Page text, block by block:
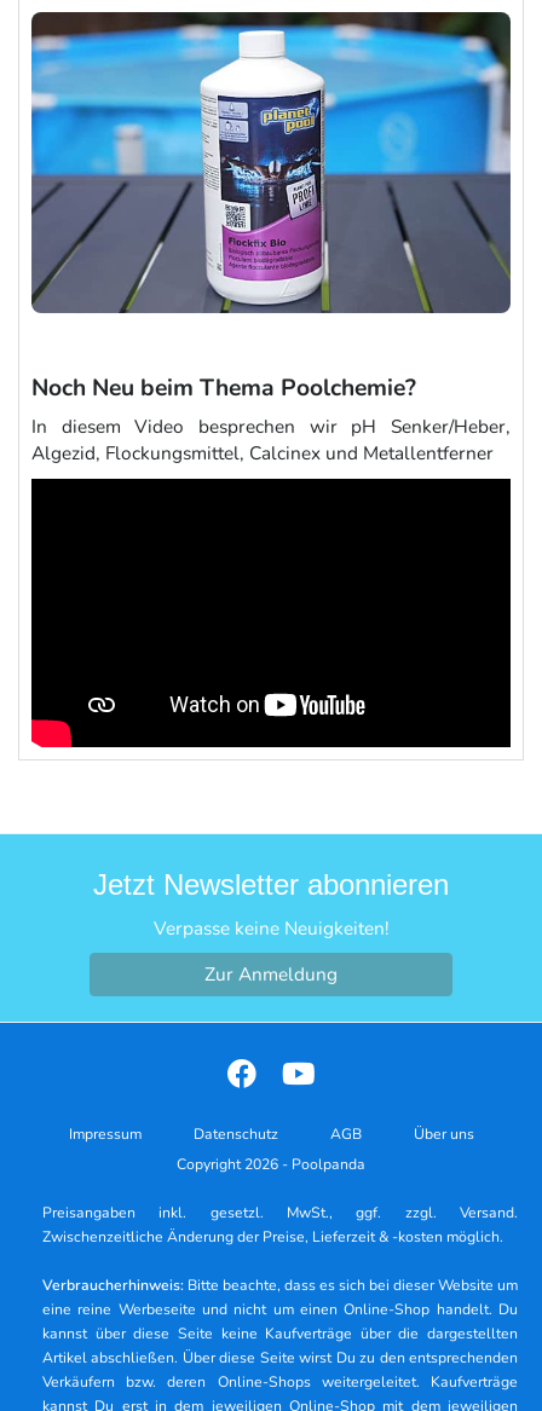
Noch Neu beim Thema Poolchemie?
In diesem Video besprechen wir pH Senker/Heber,
Algezid, Flockungsmittel, Calcinex und Metallentferner
Jetzt Newsletter abonnieren
Verpasse keine Neuigkeiten!
Zur Anmeldung
Impressum Datenschutz AGB
Über uns
Copyright 2026 - Poolpanda
Preisangaben inkl. gesetzl. MwSt., ggf. zzgl. Versand.
Zwischenzeitliche Änderung der Preise, Lieferzeit & -kosten möglich.
Verbraucherhinweis: Bitte beachte, dass es sich bei dieser Website um
eine reine Werbeseite und nicht um einen Online-Shop handelt. Du
kannst über diese Seite keine Kaufverträge über die dargestellten
Artikel abschließen. Über diese Seite wirst Du zu den entsprechenden
Verkäufern bzw. deren Online-Shops weitergeleitet. Kaufverträge
kannst Du erst in dem jeweiligen Online-Shop mit dem jeweiligen